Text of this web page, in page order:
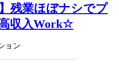
残業ほぼナシでプ
収入Work☆
ョン